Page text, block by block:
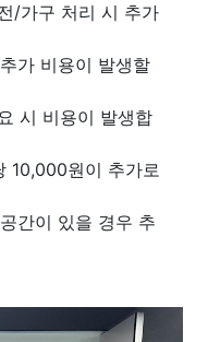
/가구 처리 시 추가
가 비용이 발생할
시 비용이 발생합
10,000원이 추가로
간이 있을 경우 추